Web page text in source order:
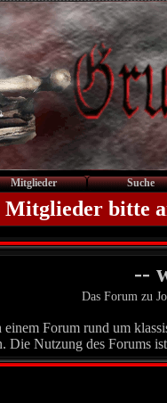
Mitglieder Suche
Mitglieder bitte
--
Das Forum zu
einem Forum rund um
Die Nutzung des Forums